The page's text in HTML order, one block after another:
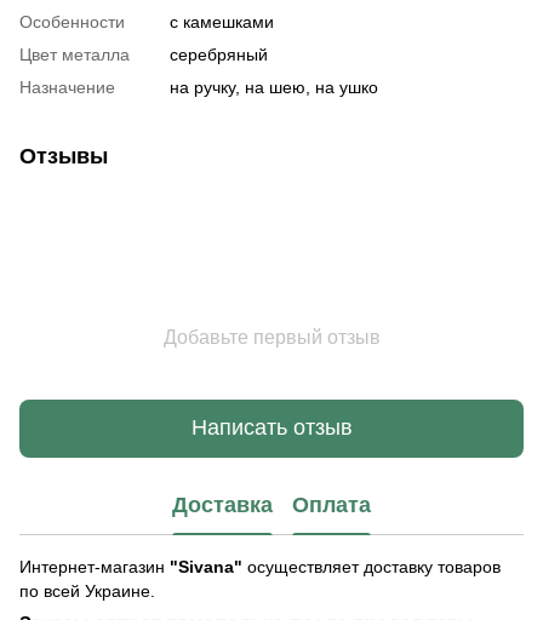
Особенности
с камешками
Цвет металла
серебряный
Назначение
на ручку, на шею, на ушко
Отзывы
Добавьте первый отзыв
Написать отзыв
Доставка Оплата
Интернет-магазин "Sivana" осуществляет доставку товаров
по всей Украине.